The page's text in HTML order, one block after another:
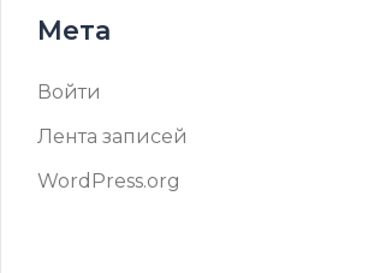
Мета
Войти
Лента записей
WordPress.org